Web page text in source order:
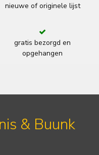
nieuwe of originele lijst
gratis bezorgd en
opgehangen
& Buunk